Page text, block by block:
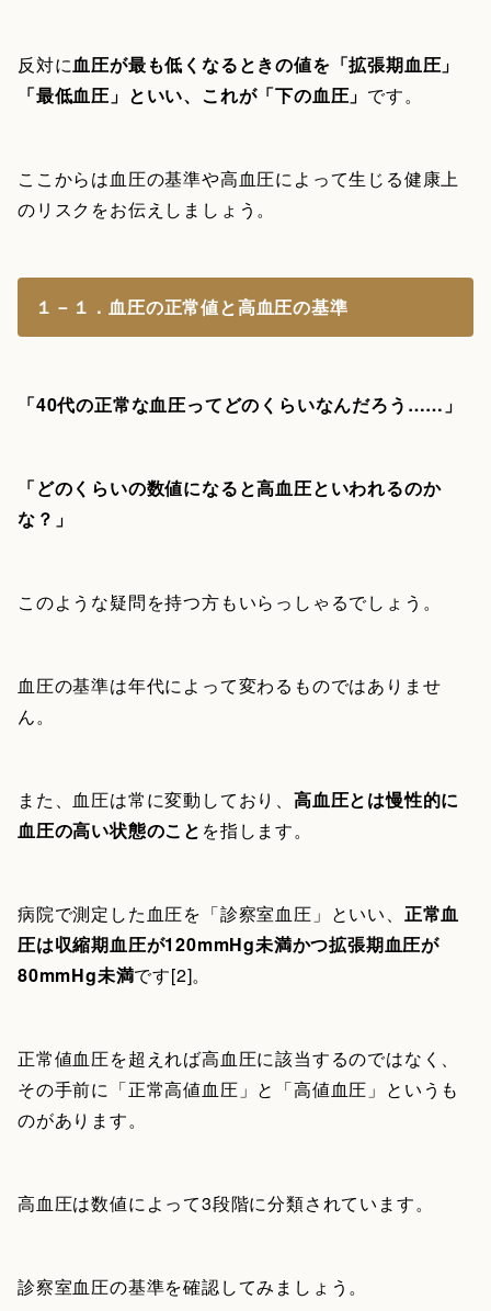
反対に血圧が最も低くなるときの値を「拡張期血圧」
「最低血圧」といい、これが「下の血圧」 です。
ここからは血圧の基準や高血圧によって生じる健康上
のリスクをお伝えしましょう。
１－１．血圧の正常値と高血圧の基準
「40代の正常な血圧ってどのくらいなんだろう……」
「どのくらいの数値になると高血圧といわれるのか
な？」
このような疑問を持つ方もいらっしゃるでしょう。
血圧の基準は年代によって変わるものではありませ
ん。
また、血圧は常に変動しており、 高血圧とは慢性的に
血圧の高い状態のこと を指します。
病院で測定した血圧を「診察室血圧」といい、 正常血
圧は収縮期血圧が120mmHg未満かつ拡張期血圧が
80mmHg未満です[2]。
正常値血圧を超えれば高血圧に該当するのではなく、
その手前に「正常高値血圧」と「高値血圧」というも
のがあります。
高血圧は数値によって3段階に分類されています。
診察室血圧の基準を確認してみましょう。